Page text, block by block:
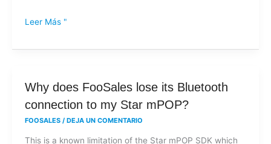
Leer Más "
Why does FooSales lose its Bluetooth
connection to my Star mPOP?
FOOSALES / DEJA UN COMENTARIO
This is a known limitation of the Star mPOP SDK which
Why
does